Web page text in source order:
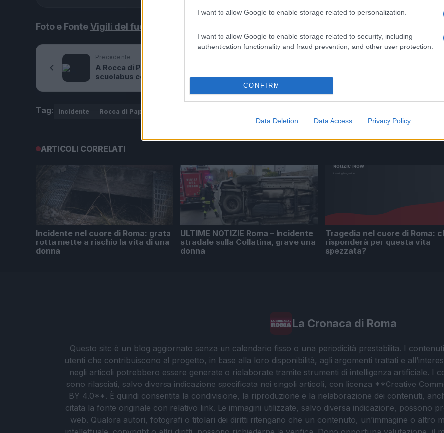
I want to allow Google to enable storage related to personalization.
I want to allow Google to enable storage related to security, including
authentication functionality and fraud prevention, and other user protection.
CONFIRM
Data Deletion Data Access Privacy Policy
Foto e Fonte Vigili del fuoco di Roma
Precedente
A Rocca di Papa si ribalta uno
scuolabus con 5 bambini dentro
Premio si sposta a Misano
Tag: Incidente Rocca di Papa
ARTICOLI CORRELATI
Incidente nel cuore di Roma: grata
rotta mette a rischio la vita di una
donna
ULTIME NOTIZIE Roma – Incidente
stradale sulla Collatina, grave una
donna
Tragedia nel cuore di Roma:
risponderà per questa vita
spezzata?
La Cronaca di Roma
Questo sito è un blog aggiornato senza un calendario fisso o una periodicità prestabilita. I
utenti che contribuiscono al progetto, in base alla loro disponibilità, agli argomenti trattati e
negli articoli potrebbero essere generate o rielaborate tramite strumenti di intelligenza artificiale. I
sono rilasciati, salvo diversa indicazione specificata nei singoli articoli, con licenza **Creative
BY 4.0**. È quindi consentita la condivisione, la riproduzione e la rielaborazione dei contenuti,
citata la fonte originale con relativo link. Le immagini utilizzate, salvo diversa indicazione, possono
web. Qualora autori, fotografi o titolari dei diritti ritengano che un contenuto, un’immagine o altro